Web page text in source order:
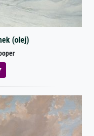
(olej)